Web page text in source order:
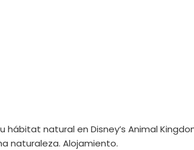
natural en Disney’s Animal
naturaleza. Alojamiento.